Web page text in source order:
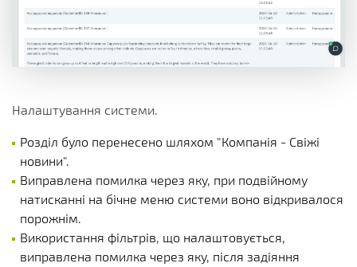
Налаштування системи.
Розділ було перенесено шляхом "Компанія - Свіжі
новини".
Виправлена помилка через яку, при подвійному
натисканні на бічне меню системи воно відкривалося
порожнім.
Використання фільтрів, що налаштовується,
виправлена помилка через яку, після задіяння